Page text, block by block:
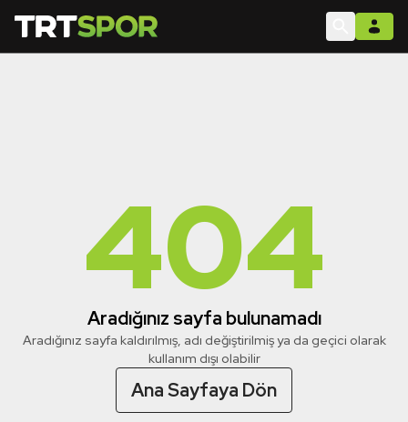
404
Aradığınız sayfa bulunamadı
Aradığınız sayfa kaldırılmış, adı değiştirilmiş ya da geçici olarak
kullanım dışı olabilir
Ana Sayfaya Dön